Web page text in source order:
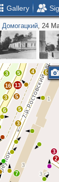
Gallery
Домогацкий, 24
7
16
3 5
2
4
2
3
3
4
5
3
13
5
3
5
6
3
3
2
3
2
3